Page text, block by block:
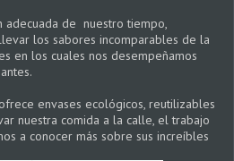
adecuada de nuestro tiempo,
los sabores incomparables de la
en los cuales nos desempeñamos
envases ecológicos, reutilizables
nuestra comida a la calle, el trabajo
a conocer más sobre sus increíbles